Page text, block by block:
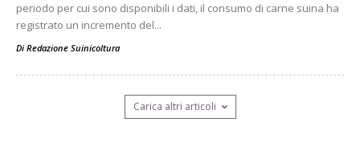
periodo per cui sono disponibili i dati, il consumo di carne suina ha
registrato un incremento del...
Di Redazione Suinicoltura
Carica altri articoli